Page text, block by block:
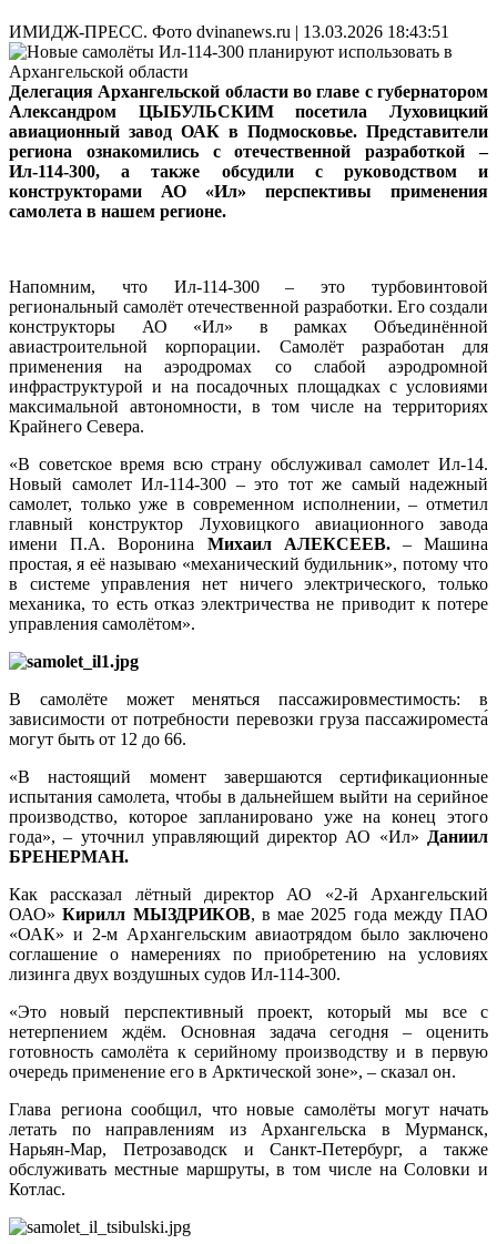
ИМИДЖ-ПРЕСС. Фото dvinanews.ru | 13.03.2026 18:43:51
Делегация Архангельской области во главе с губернатором
Александром ЦЫБУЛЬСКИМ посетила Луховицкий
авиационный завод ОАК в Подмосковье. Представители
региона ознакомились с отечественной разработкой –
Ил-114-300, а также обсудили с руководством и
конструкторами АО «Ил» перспективы применения
самолета в нашем регионе.
Напомним, что Ил‑114‑300 – это турбовинтовой
региональный самолёт отечественной разработки. Его создали
конструкторы АО «Ил» в рамках Объединённой
авиастроительной корпорации. Самолёт разработан для
применения на аэродромах со слабой аэродромной
инфраструктурой и на посадочных площадках с условиями
максимальной автономности, в том числе на территориях
Крайнего Севера.
«В советское время всю страну обслуживал самолет Ил-14.
Новый самолет Ил-114-300 – это тот же самый надежный
самолет, только уже в современном исполнении, – отметил
главный конструктор Луховицкого авиационного завода
имени П.А. Воронина Михаил АЛЕКСЕЕВ.– Машина
простая, я её называю «механический будильник», потому что
в системе управления нет ничего электрического, только
механика, то есть отказ электричества не приводит к потере
управления самолётом».
В самолёте может меняться пассажировместимость: в
зависимости от потребности перевозки груза пассажироместа́
могут быть от 12 до 66.
«В настоящий момент завершаются сертификационные
испытания самолета, чтобы в дальнейшем выйти на серийное
производство, которое запланировано уже на конец этого
года», – уточнил управляющий директор АО «Ил» Даниил
БРЕНЕРМАН.
Как рассказал лётный директор АО «2-й Архангельский
ОАО» Кирилл МЫЗДРИКОВ, в мае 2025 года между ПАО
«ОАК» и 2-м Архангельским авиаотрядом было заключено
соглашение о намерениях по приобретению на условиях
лизинга двух воздушных судов Ил-114-300.
«Это новый перспективный проект, который мы все с
нетерпением ждём. Основная задача сегодня – оценить
готовность самолёта к серийному производству и в первую
очередь применение его в Арктической зоне», – сказал он.
Глава региона сообщил, что новые самолёты могут начать
летать по направлениям из Архангельска в Мурманск,
Нарьян‑Мар, Петрозаводск и Санкт‑Петербург, а также
обслуживать местные маршруты, в том числе на Соловки и
Котлас.